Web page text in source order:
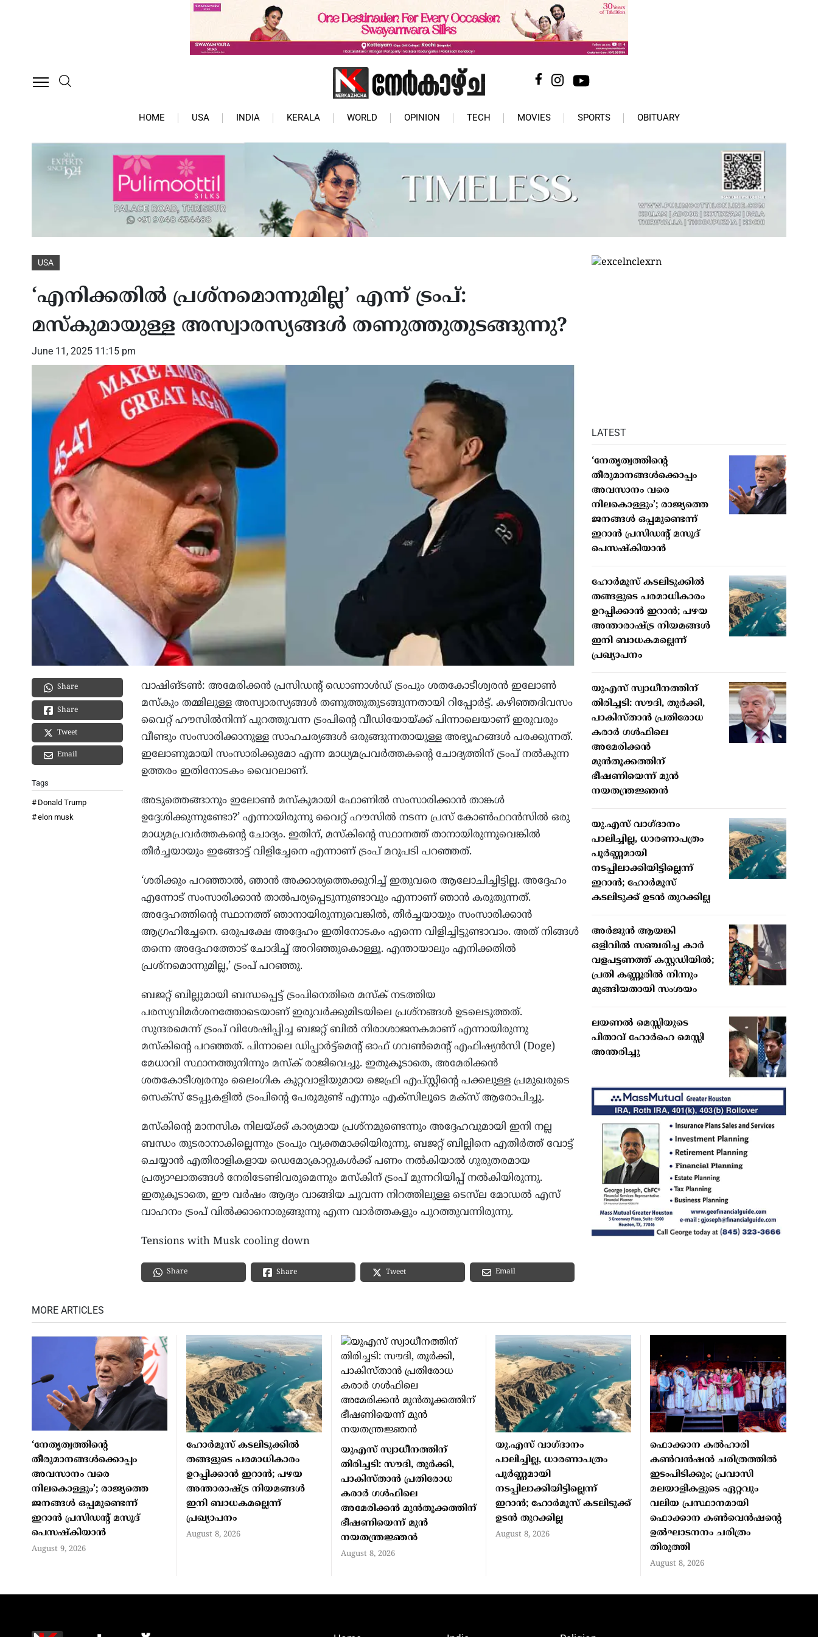
HOME USA INDIA KERALA WORLD OPINION TECH MOVIES SPORTS OBITUARY
USA
‘എനിക്കതില്‍ പ്രശ്‌നമൊന്നുമില്ല’ എന്ന് ട്രംപ്:
മസ്‌കുമായുള്ള അസ്വാരസ്യങ്ങള്‍ തണുത്തുതുടങ്ങുന്നു?
June 11, 2025 11:15 pm
Share
Share
Tweet
Email
Tags
Donald Trump
elon musk
വാഷിങ്ടണ്‍: അമേരിക്കന്‍ പ്രസിഡന്റ് ഡൊണാള്‍ഡ് ട്രംപും ശതകോടീശ്വരന്‍ ഇലോണ്‍
മസ്‌കും തമ്മിലുള്ള അസ്വാരസ്യങ്ങള്‍ തണുത്തുതുടങ്ങുന്നതായി റിപ്പോര്‍ട്ട്. കഴിഞ്ഞദിവസം
വൈറ്റ് ഹൗസില്‍നിന്ന് പുറത്തുവന്ന ട്രംപിന്റെ വീഡിയോയ്ക്ക് പിന്നാലെയാണ് ഇരുവരും
വീണ്ടും സംസാരിക്കാനുള്ള സാഹചര്യങ്ങള്‍ ഒരുങ്ങുന്നതായുള്ള അഭ്യൂഹങ്ങള്‍ പരക്കുന്നത്.
ഇലോണുമായി സംസാരിക്കുമോ എന്ന മാധ്യമപ്രവര്‍ത്തകന്റെ ചോദ്യത്തിന് ട്രംപ് നല്‍കുന്ന
ഉത്തരം ഇതിനോടകം വൈറലാണ്.
അടുത്തെങ്ങാനും ഇലോണ്‍ മസ്‌കുമായി ഫോണില്‍ സംസാരിക്കാന്‍ താങ്കള്‍
ഉദ്ദേശിക്കുന്നുണ്ടോ?’ എന്നായിരുന്നു വൈറ്റ് ഹൗസില്‍ നടന്ന പ്രസ് കോണ്‍ഫറന്‍സില്‍ ഒരു
മാധ്യമപ്രവര്‍ത്തകന്റെ ചോദ്യം. ഇതിന്, മസ്‌കിന്റെ സ്ഥാനത്ത് താനായിരുന്നുവെങ്കില്‍
തീര്‍ച്ചയായും ഇങ്ങോട്ട് വിളിച്ചേനെ എന്നാണ് ട്രംപ് മറുപടി പറഞ്ഞത്.
‘ശരിക്കും പറഞ്ഞാല്‍, ഞാന്‍ അക്കാര്യത്തെക്കുറിച്ച് ഇതുവരെ ആലോചിച്ചിട്ടില്ല. അദ്ദേഹം
എന്നോട് സംസാരിക്കാന്‍ താല്‍പര്യപ്പെടുന്നുണ്ടാവും എന്നാണ് ഞാന്‍ കരുതുന്നത്.
അദ്ദേഹത്തിന്റെ സ്ഥാനത്ത് ഞാനായിരുന്നുവെങ്കില്‍, തീര്‍ച്ചയായും സംസാരിക്കാന്‍
ആഗ്രഹിച്ചേനെ. ഒരുപക്ഷേ അദ്ദേഹം ഇതിനോടകം എന്നെ വിളിച്ചിട്ടുണ്ടാവാം. അത് നിങ്ങള്‍
തന്നെ അദ്ദേഹത്തോട് ചോദിച്ച് അറിഞ്ഞുകൊള്ളൂ. എന്തായാലും എനിക്കതില്‍
പ്രശ്‌നമൊന്നുമില്ല,’ ട്രംപ് പറഞ്ഞു.
ബജറ്റ് ബില്ലുമായി ബന്ധപ്പെട്ട് ട്രംപിനെതിരെ മസ്‌ക് നടത്തിയ
പരസ്യവിമര്‍ശനത്തോടെയാണ് ഇരുവര്‍ക്കുമിടയിലെ പ്രശ്‌നങ്ങള്‍ ഉടലെടുത്തത്.
സുന്ദരമെന്ന് ട്രംപ് വിശേഷിപ്പിച്ച ബജറ്റ് ബില്‍ നിരാശാജനകമാണ് എന്നായിരുന്നു
മസ്‌കിന്റെ പറഞ്ഞത്. പിന്നാലെ ഡിപ്പാര്‍ട്ട്‌മെന്റ് ഓഫ് ഗവണ്‍മെന്റ് എഫിഷ്യന്‍സി (Doge)
മേധാവി സ്ഥാനത്തുനിന്നും മസ്‌ക് രാജിവെച്ചു. ഇതുകൂടാതെ, അമേരിക്കന്‍
ശതകോടീശ്വരനും ലൈംഗിക കുറ്റവാളിയുമായ ജെഫ്രി എപ്സ്റ്റീന്റെ പക്കലുള്ള പ്രമുഖരുടെ
സെക്‌സ് ടേപ്പുകളില്‍ ട്രംപിന്റെ പേരുമുണ്ട് എന്നും എക്‌സിലൂടെ മക്‌സ് ആരോപിച്ചു.
മസ്‌കിന്റെ മാനസിക നിലയ്ക്ക് കാര്യമായ പ്രശ്‌നമുണ്ടെന്നും അദ്ദേഹവുമായി ഇനി നല്ല
ബന്ധം തുടരാനാകില്ലെന്നും ട്രംപും വ്യക്തമാക്കിയിരുന്നു. ബജറ്റ് ബില്ലിനെ എതിര്‍ത്ത് വോട്ട്
ചെയ്യാന്‍ എതിരാളികളായ ഡെമോക്രാറ്റുകള്‍ക്ക് പണം നല്‍കിയാല്‍ ഗുരുതരമായ
പ്രത്യാഘാതങ്ങള്‍ നേരിടേണ്ടിവരുമെന്നും മസ്‌കിന് ട്രംപ് മുന്നറിയിപ്പ് നല്‍കിയിരുന്നു.
ഇതുകൂടാതെ, ഈ വര്‍ഷം ആദ്യം വാങ്ങിയ ചുവന്ന നിറത്തിലുള്ള ടെസ്‌ല മോഡല്‍ എസ്
വാഹനം ട്രംപ് വില്‍ക്കാനൊരുങ്ങുന്നു എന്ന വാര്‍ത്തകളും പുറത്തുവന്നിരുന്നു.
Tensions with Musk cooling down
Share Share Tweet Email
LATEST
‘നേതൃത്വത്തിന്റെ
തീരുമാനങ്ങൾക്കൊപ്പം
അവസാനം വരെ
നിലകൊള്ളും’; രാജ്യത്തെ
ജനങ്ങൾ ഒപ്പമുണ്ടെന്ന്
ഇറാൻ പ്രസിഡന്റ് മസൂദ്
പെസഷ്കിയാൻ
ഹോർമൂസ് കടലിടുക്കിൽ
തങ്ങളുടെ പരമാധികാരം
ഉറപ്പിക്കാൻ ഇറാൻ; പഴയ
അന്താരാഷ്ട്ര നിയമങ്ങൾ
ഇനി ബാധകമല്ലെന്ന്
പ്രഖ്യാപനം
യുഎസ് സ്വാധീനത്തിന്
തിരിച്ചടി: സൗദി, തുർക്കി,
പാകിസ്താൻ പ്രതിരോധ
കരാർ ഗൾഫിലെ
അമേരിക്കൻ
മുൻതൂക്കത്തിന്
ഭീഷണിയെന്ന് മുൻ
നയതന്ത്രജ്ഞൻ
യു.എസ് വാഗ്ദാനം
പാലിച്ചില്ല, ധാരണാപത്രം
പൂർണ്ണമായി
നടപ്പിലാക്കിയിട്ടില്ലെന്ന്
ഇറാൻ; ഹോർമൂസ്
കടലിടുക്ക് ഉടൻ തുറക്കില്ല
അർജുൻ ആയങ്കി
ഒളിവിൽ സഞ്ചരിച്ച കാർ
വളപട്ടണത്ത് കസ്റ്റഡിയിൽ;
പ്രതി കണ്ണൂരിൽ നിന്നും
മുങ്ങിയതായി സംശയം
ലയണൽ മെസ്സിയുടെ
പിതാവ് ഹോർഹെ മെസ്സി
അന്തരിച്ചു
MORE ARTICLES
‘നേതൃത്വത്തിന്റെ
തീരുമാനങ്ങൾക്കൊപ്പം
അവസാനം വരെ
നിലകൊള്ളും’; രാജ്യത്തെ
ജനങ്ങൾ ഒപ്പമുണ്ടെന്ന്
ഇറാൻ പ്രസിഡന്റ് മസൂദ്
പെസഷ്കിയാൻ
August 9, 2026
ഹോർമൂസ് കടലിടുക്കിൽ
തങ്ങളുടെ പരമാധികാരം
ഉറപ്പിക്കാൻ ഇറാൻ; പഴയ
അന്താരാഷ്ട്ര നിയമങ്ങൾ
ഇനി ബാധകമല്ലെന്ന്
പ്രഖ്യാപനം
August 8, 2026
യുഎസ് സ്വാധീനത്തിന്
തിരിച്ചടി: സൗദി, തുർക്കി,
പാകിസ്താൻ പ്രതിരോധ
കരാർ ഗൾഫിലെ
അമേരിക്കൻ മുൻതൂക്കത്തിന്
ഭീഷണിയെന്ന് മുൻ
നയതന്ത്രജ്ഞൻ
August 8, 2026
യു.എസ് വാഗ്ദാനം
പാലിച്ചില്ല, ധാരണാപത്രം
പൂർണ്ണമായി
നടപ്പിലാക്കിയിട്ടില്ലെന്ന്
ഇറാൻ; ഹോർമൂസ് കടലിടുക്ക്
ഉടൻ തുറക്കില്ല
August 8, 2026
ഫൊക്കാന കൽഹാരി
കൺവൻഷൻ ചരിത്രത്തിൽ
ഇടംപിടിക്കും; പ്രവാസി
മലയാളികളുടെ ഏറ്റവും
വലിയ പ്രസ്ഥാനമായി
ഫൊക്കാന കൺവെൻഷന്റെ
ഉൽഘാടനനം ചരിത്രം
തിരുത്തി
August 8, 2026